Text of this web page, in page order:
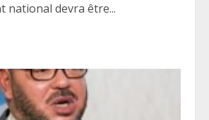
national devra être...